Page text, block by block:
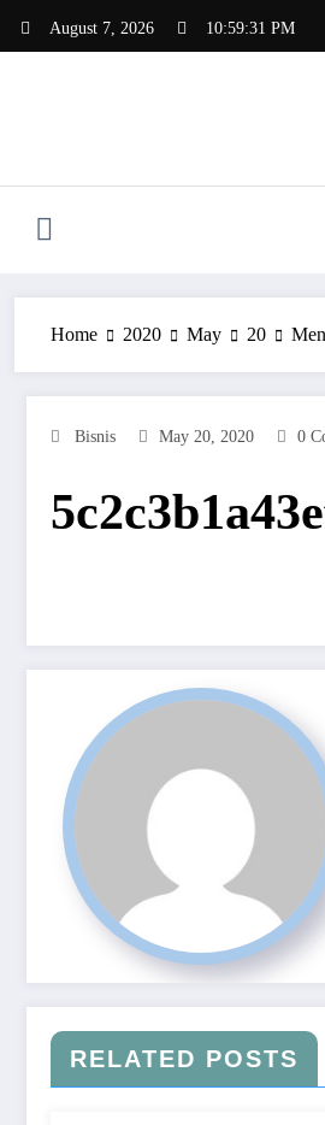
August 7, 2026 10:59:31 PM
Home 2020 May 20
Bisnis May 20, 2020 0
RELATED POSTS